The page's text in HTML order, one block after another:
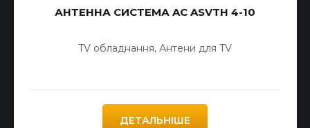
АНТЕННА СИСТЕМА AC ASVTH 4-10
TV обладнання, Антени для TV
ДЕТАЛЬНІШЕ